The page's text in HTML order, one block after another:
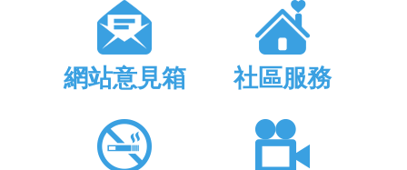
網站意見箱 社區服務